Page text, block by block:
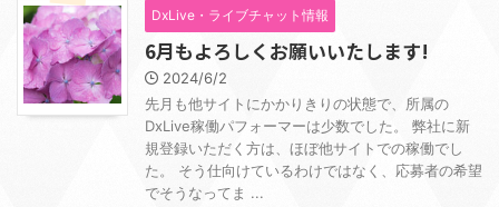
DxLive・ライブチャット情報
6月もよろしくお願いいたします!
2024/6/2
先月も他サイトにかかりきりの状態で、所属の
DxLive稼働パフォーマーは少数でした。 弊社に新
規登録いただく方は、ほぼ他サイトでの稼働でし
た。 そう仕向けているわけではなく、応募者の希望
でそうなってま ...